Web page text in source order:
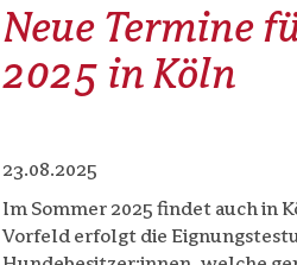
Neue Termine
2025 in Köln
23.08.2025
Im Sommer 2025 findet auch in
Vorfeld erfolgt die